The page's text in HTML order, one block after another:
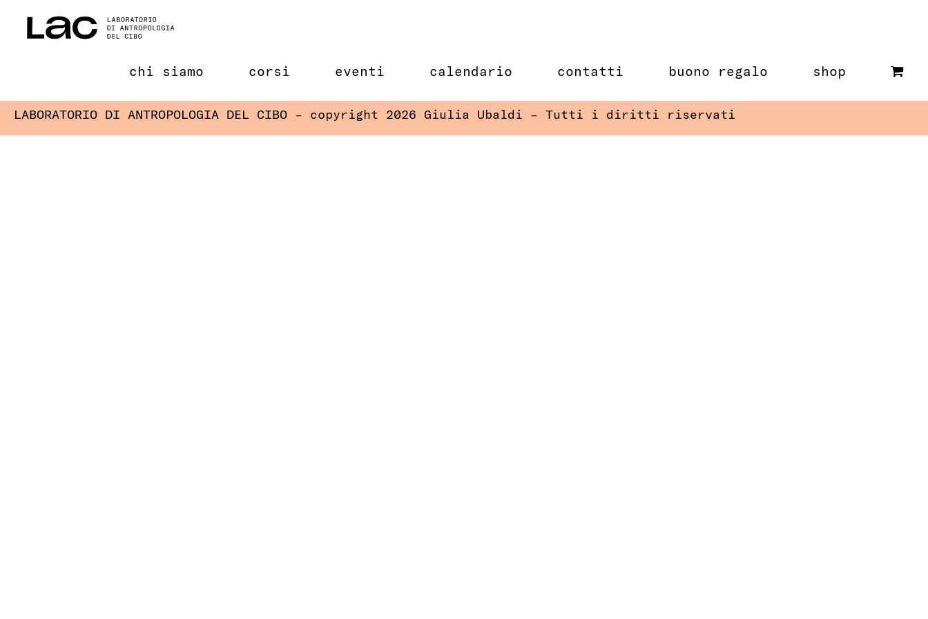
contenuto
chi siamo corsi eventi calendario contatti buono regalo shop
LABORATORIO DI ANTROPOLOGIA DEL CIBO – copyright 2026 Giulia Ubaldi – Tutti i diritti riservati